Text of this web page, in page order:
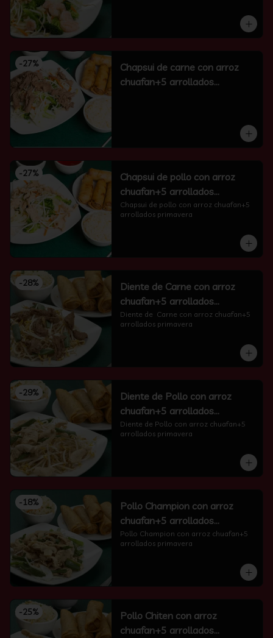
-27%
Chapsui de carne con arroz
chuafan+5 arrollados
-27%
Chapsui de pollo con arroz
chuafan+5 arrollados
primavera
Chapsui de pollo con arroz chuafan+5
arrollados primavera
-28%
Diente de Carne con arroz
chuafan+5 arrollados
primavera
Diente de  Carne con arroz chuafan+5
arrollados primavera
-29%
Diente de Pollo con arroz
chuafan+5 arrollados
primavera
Diente de Pollo con arroz chuafan+5
arrollados primavera
-18%
Pollo Champion con arroz
chuafan+5 arrollados
primavera
Pollo Champion con arroz chuafan+5
arrollados primavera
-25%
Pollo Chiten con arroz
chuafan+5 arrollados